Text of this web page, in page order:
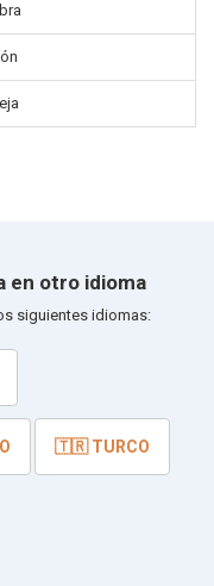
en otro idioma
siguientes idiomas:
🇹🇷 TURCO